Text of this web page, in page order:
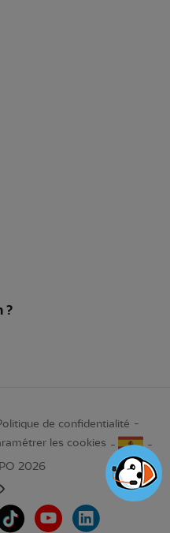
?
de confidentialité
les cookies
2026
les contrastes